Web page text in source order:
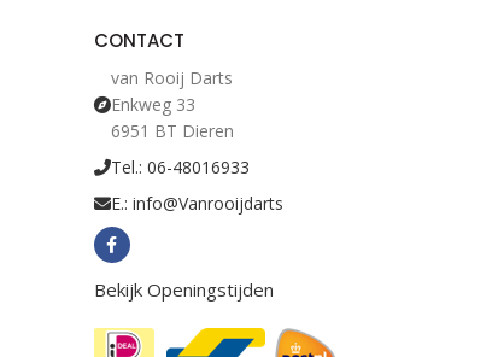
CONTACT
van Rooij Darts
Enkweg 33
6951 BT Dieren
Tel.: 06-48016933
E.: info@Vanrooijdarts
Bekijk Openingstijden